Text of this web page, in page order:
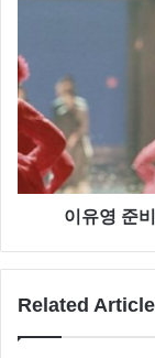
이유영 준
Related